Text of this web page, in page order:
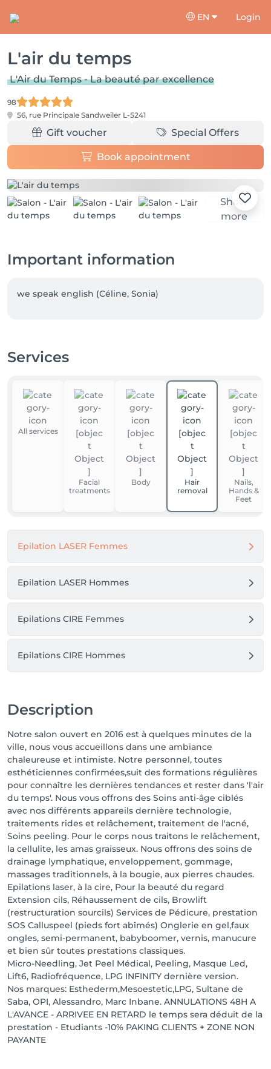
EN Login
L'air du temps
L'Air du Temps - La beauté par excellence
98
56, rue Principale Sandweiler L-5241
Gift voucher Special Offers
Book appointment
Show
more
Important information
we speak english (Céline, Sonia)
Services
All services
Facial
treatments
Body
Hair
removal
Nails,
Hands &
Feet
Epilation LASER Femmes
Epilation LASER Hommes
Epilations CIRE Femmes
Epilations CIRE Hommes
Description
Notre salon ouvert en 2016 est à quelques minutes de la
ville, nous vous accueillons dans une ambiance
chaleureuse et intimiste. Notre personnel, toutes
esthéticiennes confirmées,suit des formations régulières
pour connaître les dernières tendances et rester dans 'l'air
du temps'. Nous vous offrons des Soins anti-âge ciblés
avec nos différents appareils dernière technologie,
traitements rides et relâchement, traitement de l'acné,
Soins peeling. Pour le corps nous traitons le relâchement,
la cellulite, les amas graisseux. Nous offrons des soins de
drainage lymphatique, enveloppement, gommage,
massages traditionnels, à la bougie, aux pierres chaudes.
Epilations laser, à la cire, Pour la beauté du regard
Extension cils, Réhaussement de cils, Browlift
(restructuration sourcils) Services de Pédicure, prestation
SOS Calluspeel (pieds fort abîmés) Onglerie en gel,faux
ongles, semi-permanent, babyboomer, vernis, manucure
et bien sûr toutes prestations classiques.
Micro-Needling, Jet Peel Médical, Peeling, Masque Led,
Lift6, Radiofréquence, LPG INFINITY dernière version.
Nos marques: Esthederm,Mesoestetic,LPG, Sultane de
Saba, OPI, Alessandro, Marc Inbane. ANNULATIONS 48H A
L'AVANCE - ARRIVEE EN RETARD le temps sera déduit de la
prestation - Etudiants -10% PAKING CLIENTS + ZONE NON
PAYANTE